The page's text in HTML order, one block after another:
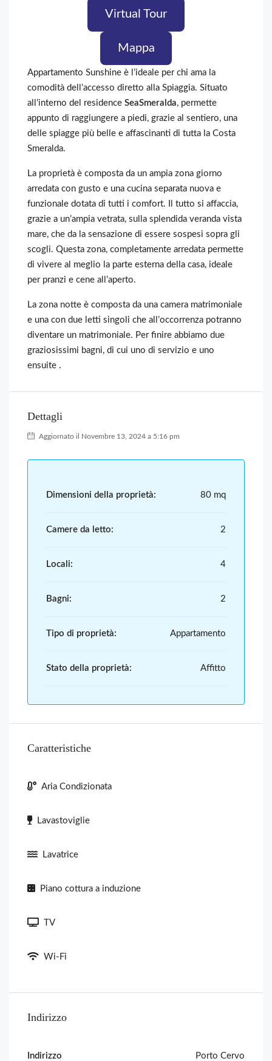
Virtual Tour
Mappa
Appartamento Sunshine è l’ideale per chi ama la
comodità dell’accesso diretto alla Spiaggia. Situato
all’interno del residence SeaSmeralda, permette
appunto di raggiungere a piedi, grazie al sentiero, una
delle spiagge più belle e affascinanti di tutta la Costa
Smeralda.
La proprietà è composta da un ampia zona giorno
arredata con gusto e una cucina separata nuova e
funzionale dotata di tutti i comfort. Il tutto si affaccia,
grazie a un’ampia vetrata, sulla splendida veranda vista
mare, che da la sensazione di essere sospesi sopra gli
scogli. Questa zona, completamente arredata permette
di vivere al meglio la parte esterna della casa, ideale
per pranzi e cene all’aperto.
La zona notte è composta da una camera matrimoniale
e una con due letti singoli che all’occorrenza potranno
diventare un matrimoniale. Per finire abbiamo due
graziosissimi bagni, di cui uno di servizio e uno
ensuite .
Dettagli
Aggiornato il Novembre 13, 2024 a 5:16 pm
Dimensioni della proprietà: 80 mq
Camere da letto: 2
Locali: 4
Bagni: 2
Tipo di proprietà: Appartamento
Stato della proprietà: Affitto
Caratteristiche
Aria Condizionata
Lavastoviglie
Lavatrice
Piano cottura a induzione
TV
Wi-Fi
Indirizzo
Indirizzo Porto Cervo